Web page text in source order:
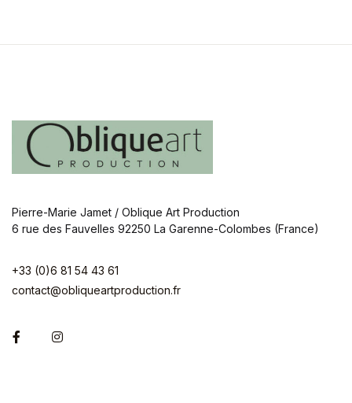
Pierre-Marie Jamet / Oblique Art Production
6 rue des Fauvelles 92250 La Garenne-Colombes (France)
+33 (0)6 81 54 43 61
contact@obliqueartproduction.fr
FacebookInstagram